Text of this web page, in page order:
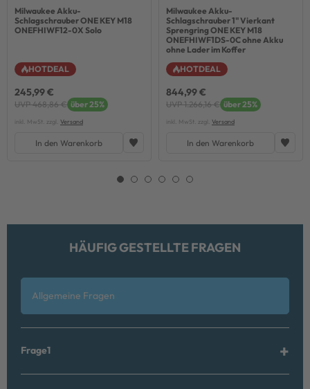
Milwaukee Akku-
Schlagschrauber ONE KEY M18
ONEFHIWF12-0X Solo
HOTDEAL
245,99 €
UVP 468,86 € über 25%
inkl. MwSt. zzgl. Versand
In den Warenkorb
Milwaukee Akku-
Schlagschrauber 1" Vierkant
Sprengring ONE KEY M18
ONEFHIWF1DS-0C ohne Akku
ohne Lader im Koffer
HOTDEAL
844,99 €
UVP 1.266,16 € über 25%
inkl. MwSt. zzgl. Versand
In den Warenkorb
HÄUFIG GESTELLTE FRAGEN
Allgemeine Fragen
Frage1